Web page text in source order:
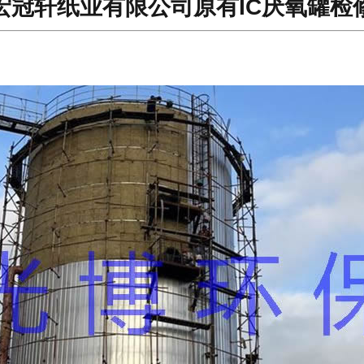
冠轩纸业有限公司原有IC厌氧罐检